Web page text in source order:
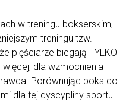
w treningu bokserskim,
treningu tzw.
pięściarze biegają TYLKO
dla wzmocnienia
Porównując boks do
dla tej dyscypliny sportu